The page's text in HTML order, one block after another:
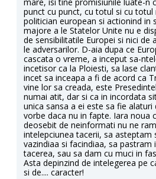
punct cu punct, cu totul si cu totul
politician european si actionind in
majore a le Statelor Unite nu e
de sensibilitatile Europei si nici de
le adversarilor. D-aia dupa ce
cascata o vreme, a inceput sa-
incetisor ca la Ploiesti, sa lase
incet sa inceapa a fi de acord ca
vine lor sa creada, este
numai atit, dar si ca in incordata
unica sansa a ei este sa fie alaturi
vorbe daca nu in fapte. Iara noua
deosebit de neinformati nu ne
intelepciunea tacerii, sa asteptam
vazindiaa si facindiaa, sa
tacerea, sau sa dam cu muci in
Asta depinzind de intelegerea pe
si de.... caracter!